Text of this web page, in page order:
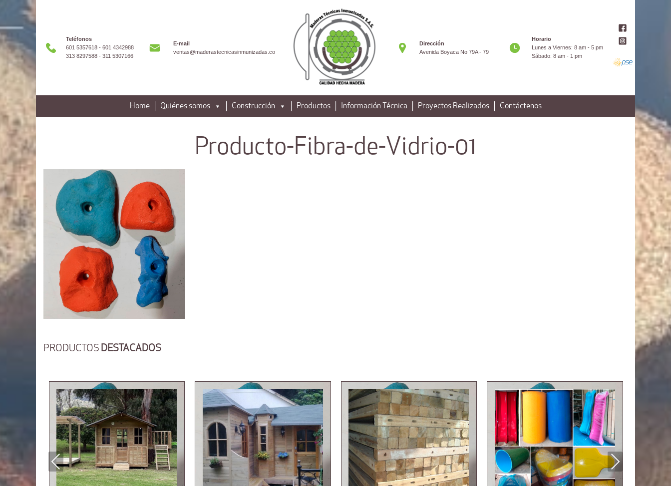
Teléfonos
601 5357618 - 601 4342988
313 8297588 - 311 5307166
E-mail
ventas@maderastecnicasinmunizadas.co
Dirección
Avenida Boyaca No 79A - 79
Horario
Lunes a Viernes: 8 am - 5 pm
Sábado: 8 am - 1 pm
Home Quiénes somos Construcción Productos Información Técnica Proyectos Realizados Contáctenos
Producto-Fibra-de-Vidrio-01
PRODUCTOS DESTACADOS
Previous Next